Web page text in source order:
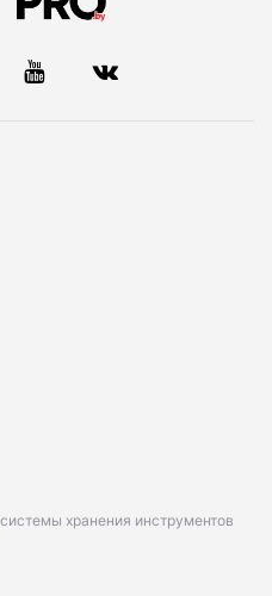
хранения инструментов